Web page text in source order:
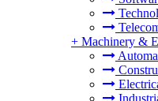
+ Machinery &